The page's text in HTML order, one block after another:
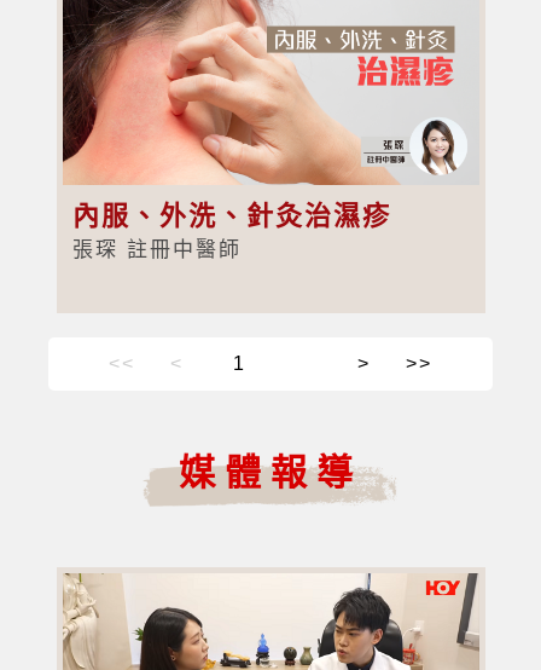
內服、外洗、針灸治濕疹
張琛 註冊中醫師
<< < > >>
媒體報導